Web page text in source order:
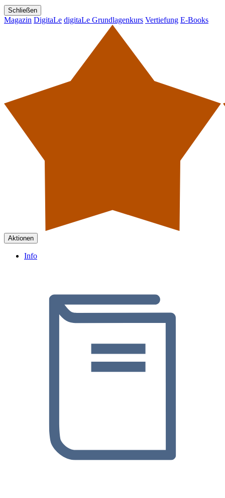
Schließen
Magazin DigitaLe digitaLe Grundlagenkurs Vertiefung E-Books
Aktionen
Info